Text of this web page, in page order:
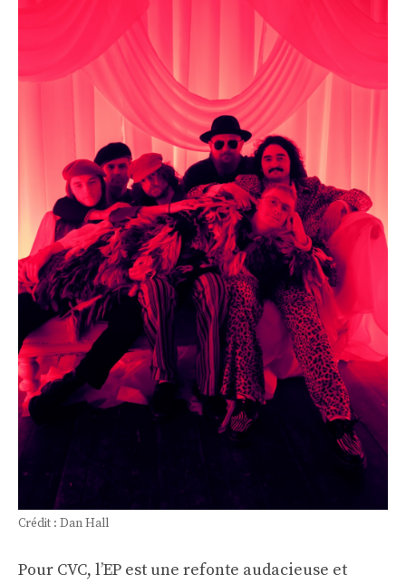
Crédit : Dan Hall
Pour CVC, l’EP est une refonte audacieuse et